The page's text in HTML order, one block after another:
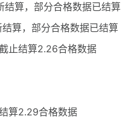
算，部分合格数据已结算
算，部分合格数据已结算
止结算2.26合格数据
算2.29合格数据